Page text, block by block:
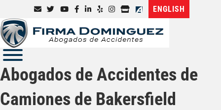
ENGLISH
Abogados de Accidentes de
Camiones de Bakersfield